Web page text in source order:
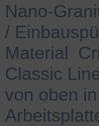
Nano-
/
Material
Classic
von oben